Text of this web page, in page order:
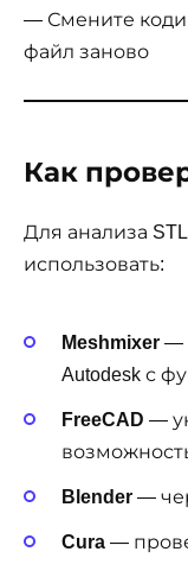
— Смените
файл заново
Как
Для анализа
использовать:
Meshmixer —
Autodesk с
FreeCAD —
Blender —
Cura —